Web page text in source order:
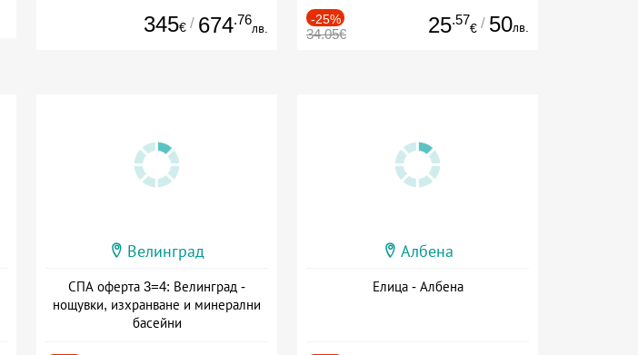
345€ / 674.76
лв.
-25%
34.05€ 25.57
€ / 50лв.
Велинград
СПА оферта 3=4: Велинград -
нощувки, изхранване и минерални
басейни
Албена
Елица - Албена